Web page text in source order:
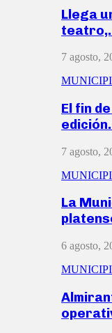
Llega
7 agosto,
El fin
7 agosto,
La
6 agosto,